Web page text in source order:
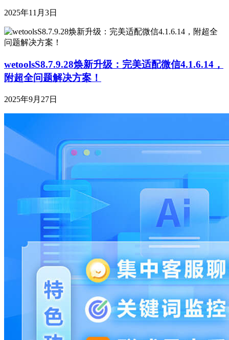
2025年11月3日
wetoolsS8.7.9.28焕新升级：完美适配微信4.1.6.14，
附超全问题解决方案！
2025年9月27日